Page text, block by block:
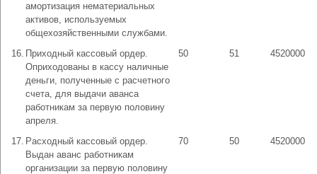
амортизация нематериальных
активов, используемых
общехозяйственными службами.
16. Приходный кассовый ордер.
Оприходованы в кассу наличные
деньги, полученные с расчетного
счета, для выдачи аванса
работникам за первую половину
апреля.
50 51 4520000
17. Расходный кассовый ордер.
Выдан аванс работникам
организации за первую половину
70 50 4520000